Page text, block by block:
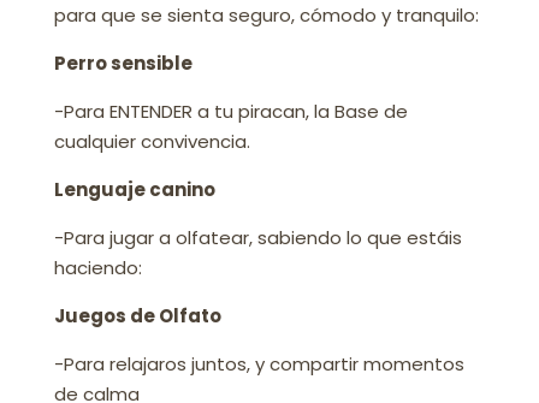
para que se sienta seguro, cómodo y tranquilo:
Perro sensible
-Para ENTENDER a tu piracan, la Base de
cualquier convivencia.
Lenguaje canino
-Para jugar a olfatear, sabiendo lo que estáis
haciendo:
Juegos de Olfato
-Para relajaros juntos, y compartir momentos
de calma